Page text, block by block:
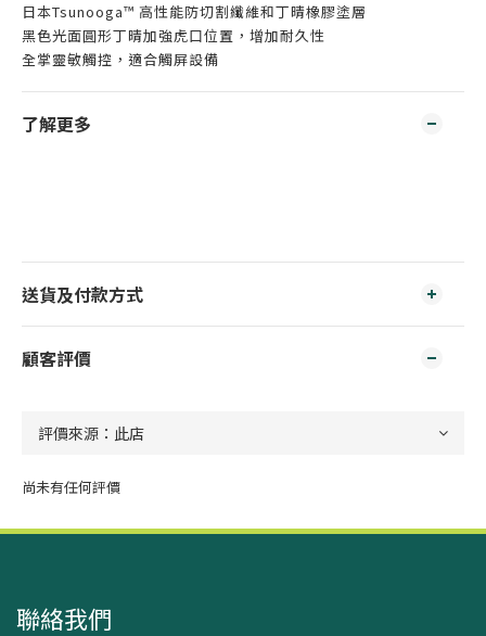
日本Tsunooga™ 高性能防切割纖維和丁晴橡膠塗層
黑色光面圓形丁晴加強虎口位置，增加耐久性
全掌靈敏觸控，適合觸屏設備
了解更多
送貨及付款方式
顧客評價
尚未有任何評價
聯絡我們